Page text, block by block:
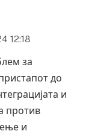
12:18
за
до
и
против
и